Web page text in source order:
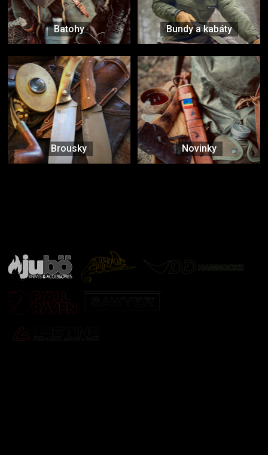
Batohy Bundy a kabáty
Brousky Novinky